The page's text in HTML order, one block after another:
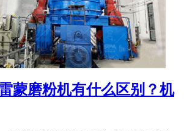
蒙磨粉机有什么区别？机